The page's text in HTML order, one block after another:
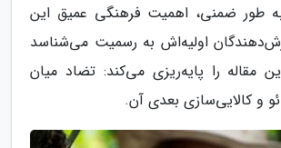
طور ضمنی، اهمیت فرهنگی عمیق این
اولیه‌اش به رسمیت می‌شناسد
مقاله را پایه‌ریزی می‌کند: تضاد میان
و کالایی‌سازی بعدی آن.